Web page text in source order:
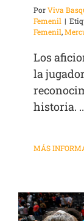
PorViva
Femenil |
Femenil,
Los
la
historia.
MÁS